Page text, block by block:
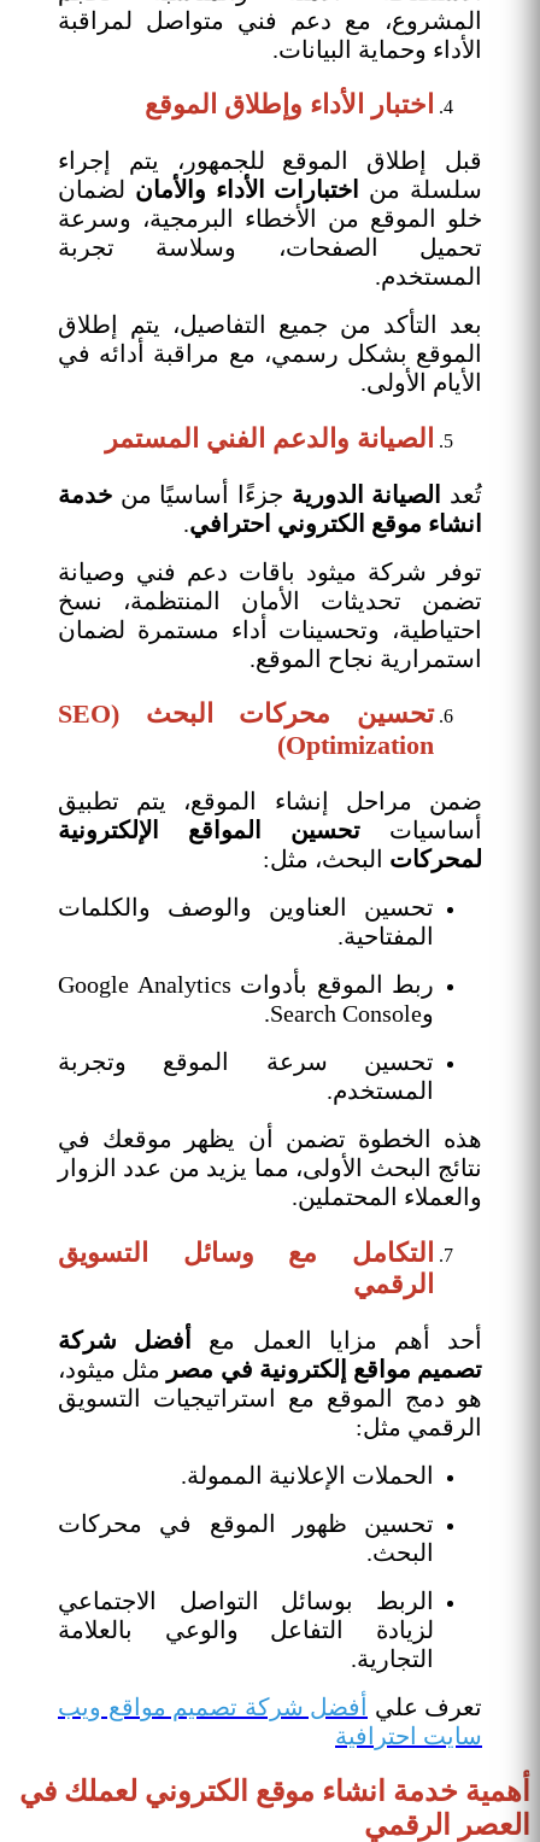
المشروع، مع دعم فني متواصل لمراقبة
الأداء وحماية البيانات.
اختبار الأداء وإطلاق الموقع
قبل إطلاق الموقع للجمهور، يتم إجراء
سلسلة من
اختبارات الأداء والأمان لضمان
خلو الموقع من الأخطاء البرمجية، وسرعة
تحميل الصفحات، وسلاسة تجربة
المستخدم.
بعد التأكد من جميع التفاصيل، يتم إطلاق
الموقع بشكل رسمي، مع مراقبة أدائه في
الأيام الأولى.
الصيانة والدعم الفني المستمر
تُعد الصيانة الدورية جزءًا أساسيًا من خدمة
انشاء موقع الكتروني احترافي.
توفر شركة ميثود باقات دعم فني وصيانة
تضمن تحديثات الأمان المنتظمة، نسخ
احتياطية، وتحسينات أداء مستمرة لضمان
استمرارية نجاح الموقع.
تحسين محركات البحث (SEO
Optimization)
ضمن مراحل إنشاء الموقع، يتم تطبيق
أساسيات تحسين المواقع الإلكترونية
لمحركات البحث، مثل:
تحسين العناوين والوصف والكلمات
المفتاحية.
ربط الموقع بأدوات Google Analytics
وSearch Console.
تحسين سرعة الموقع وتجربة
المستخدم.
هذه الخطوة تضمن أن يظهر موقعك في
نتائج البحث الأولى، مما يزيد من عدد الزوار
والعملاء المحتملين.
التكامل مع وسائل التسويق
الرقمي
أحد أهم مزايا العمل مع
أفضل شركة
تصميم مواقع إلكترونية في مصر مثل ميثود،
هو دمج الموقع مع استراتيجيات التسويق
الرقمي مثل:
الحملات الإعلانية الممولة.
تحسين ظهور الموقع في محركات
البحث.
الربط بوسائل التواصل الاجتماعي
لزيادة التفاعل والوعي بالعلامة
التجارية.
تعرف علي
أفضل شركة تصميم مواقع ويب
سايت احترافية
أهمية خدمة انشاء موقع الكتروني لعملك في
العصر الرقمي